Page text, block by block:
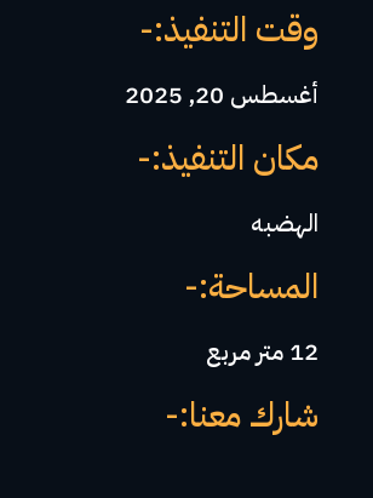
وقت التنفيذ:-
أغسطس 20, 2025
مكان التنفيذ:-
الهضبه
المساحة:-
12 متر مربع
شارك معنا:-